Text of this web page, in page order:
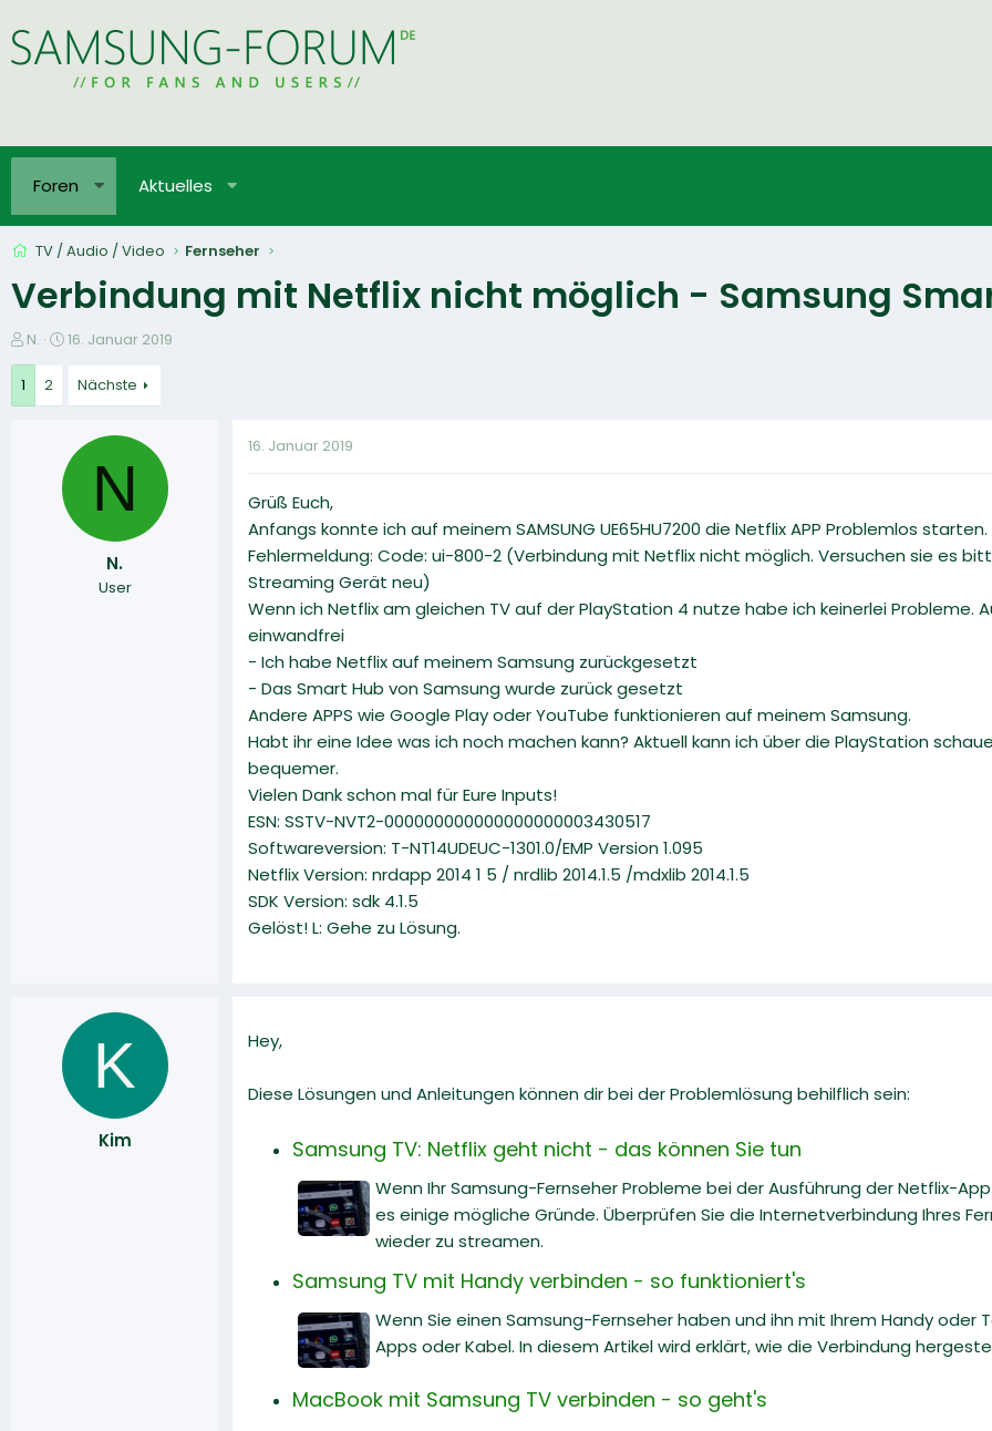
Foren Aktuelles
TV / Audio / Video Fernseher
Verbindung mit Netflix nicht möglich - Samsung
E
r
t
N.
E
t
l
a
16. Januar 2019
1 2 Nächste
N
N.
User
16. Januar 2019
Grüß Euch,
Anfangs konnte ich auf meinem SAMSUNG UE65HU7200 die Netflix APP Problemlos
Fehlermeldung: Code: ui-800-2 (Verbindung mit Netflix nicht möglich. Versuchen sie es
Streaming Gerät neu)
Wenn ich Netflix am gleichen TV auf der PlayStation 4 nutze habe ich keinerlei Probleme.
einwandfrei
- Ich habe Netflix auf meinem Samsung zurückgesetzt
- Das Smart Hub von Samsung wurde zurück gesetzt
Andere APPS wie Google Play oder YouTube funktionieren auf meinem Samsung.
Habt ihr eine Idee was ich noch machen kann? Aktuell kann ich über die PlayStation
bequemer.
Vielen Dank schon mal für Eure Inputs!
ESN: SSTV-NVT2-000000000000000000003430517
Softwareversion: T-NT14UDEUC-1301.0/EMP Version 1.095
Netflix Version: nrdapp 2014 1 5 / nrdlib 2014.1.5 /mdxlib 2014.1.5
SDK Version: sdk 4.1.5
Gelöst! L: Gehe zu Lösung.
K
Kim
Hey,
Diese Lösungen und Anleitungen können dir bei der Problemlösung behilflich sein:
Samsung TV: Netflix geht nicht - das können Sie tun
Wenn Ihr Samsung-Fernseher Probleme bei der Ausführung der Netflix-
es einige mögliche Gründe. Überprüfen Sie die Internetverbindung Ihres
wieder zu streamen.
Samsung TV mit Handy verbinden - so funktioniert's
Wenn Sie einen Samsung-Fernseher haben und ihn mit Ihrem Handy
Apps oder Kabel. In diesem Artikel wird erklärt, wie die Verbindung
MacBook mit Samsung TV verbinden - so geht's